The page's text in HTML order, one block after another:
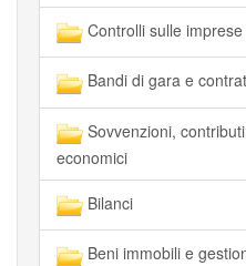
Controlli sulle imprese
Bandi di gara e
Sovvenzioni,
economici
Bilanci
Beni immobili e